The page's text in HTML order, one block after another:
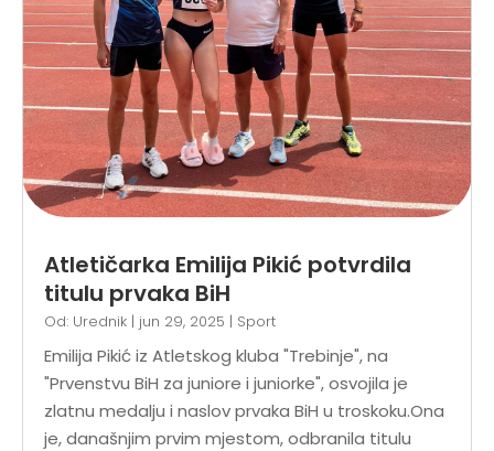
Atletičarka Emilija Pikić potvrdila
titulu prvaka BiH
Od: Urednik | jun 29, 2025 | Sport
Emilija Pikić iz Atletskog kluba "Trebinje", na
"Prvenstvu BiH za juniore i juniorke", osvojila je
zlatnu medalju i naslov prvaka BiH u troskoku.Ona
je, današnjim prvim mjestom, odbranila titulu